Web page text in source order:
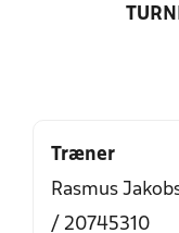
Træner
Rasmus
/ 20745310